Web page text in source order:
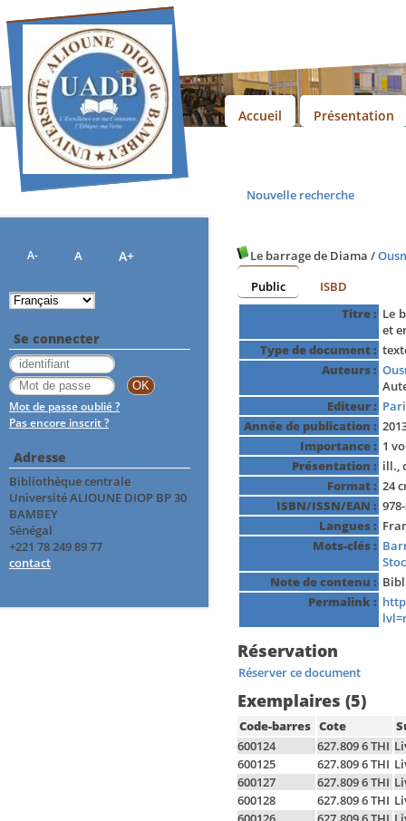
Nouvelle recherche
Le barrage de Diama /
Public
ISBD
Titre : Le
et
Type de document :
Auteurs :
Editeur :
Année de publication :
Importance : 1
Présentation : ill.,
Format : 24
ISBN/ISSN/EAN :
Langues :
Mots-clés :
Note de contenu :
Permalink :
Réservation
Réserver ce document
Exemplaires (5)
Code-barres Cote
600124
627.809 6 THI
600125
627.809 6 THI
600127
627.809 6 THI
600128
627.809 6 THI
Accueil Présentation
A- A A+
Se connecter
Mot de passe oublié ?
Pas encore inscrit ?
Adresse
Bibliothèque centrale
Université ALIOUNE DIOP BP 30
BAMBEY
Sénégal
+221 78 249 89 77
contact